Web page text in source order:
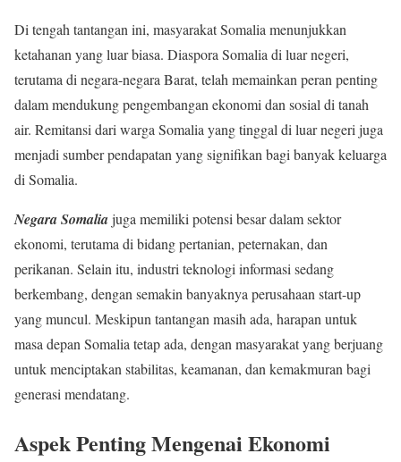
Di tengah tantangan ini, masyarakat Somalia menunjukkan
ketahanan yang luar biasa. Diaspora Somalia di luar negeri,
terutama di negara-negara Barat, telah memainkan peran penting
dalam mendukung pengembangan ekonomi dan sosial di tanah
air. Remitansi dari warga Somalia yang tinggal di luar negeri juga
menjadi sumber pendapatan yang signifikan bagi banyak keluarga
di Somalia.
Negara Somaliajuga memiliki potensi besar dalam sektor
ekonomi, terutama di bidang pertanian, peternakan, dan
perikanan. Selain itu, industri teknologi informasi sedang
berkembang, dengan semakin banyaknya perusahaan start-up
yang muncul. Meskipun tantangan masih ada, harapan untuk
masa depan Somalia tetap ada, dengan masyarakat yang berjuang
untuk menciptakan stabilitas, keamanan, dan kemakmuran bagi
generasi mendatang.
Aspek Penting Mengenai Ekonomi